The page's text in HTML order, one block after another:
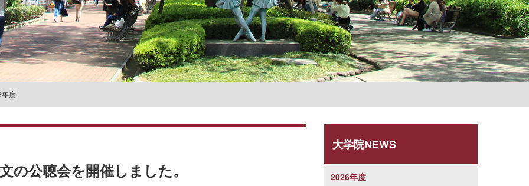
教員一覧
名誉教授一覧
学則
度
公聴会を開催しました。
大学院NEWS
2026年度